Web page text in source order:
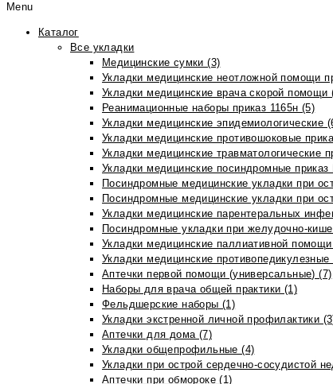
Menu
Каталог
Все укладки
Медицинские сумки (3)
Укладки медицинские неотложной помощи
Укладки медицинские врача скорой помощи
Реанимационные наборы приказ 1165н (5)
Укладки медицинские эпидемиологические
Укладки медицинские противошоковые
Укладки медицинские травматологические
Укладки медицинские посиндромные
Посиндромные медицинские укладки при
Посиндромные медицинские укладки при
Укладки медицинские парентеральных
Посиндромные укладки при желудочно-
Укладки медицинские паллиативной
Укладки медицинские
Аптечки первой помощи (универсальные) (7)
Наборы для врача общей практики (1)
Фельдшерские наборы (1)
Укладки экстренной личной профилактики
Аптечки для дома (7)
Укладки общепрофильные (4)
Укладки при острой сердечно-сосудистой
Аптечки при обмороке (1)